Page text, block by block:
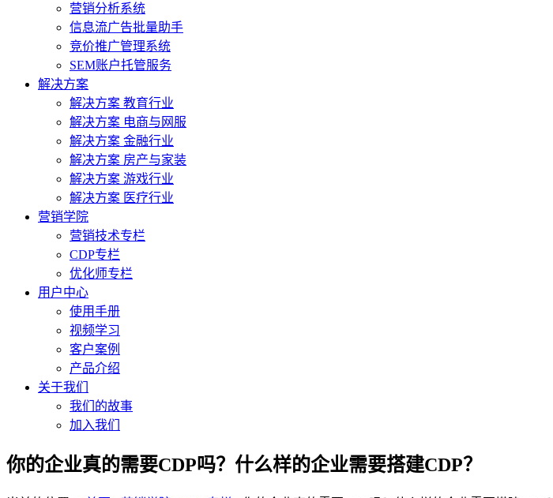
营销分析系统
信息流广告批量助手
竞价推广管理系统
SEM账户托管服务
解决方案
解决方案 教育行业
解决方案 电商与网服
解决方案 金融行业
解决方案 房产与家装
解决方案 游戏行业
解决方案 医疗行业
营销学院
营销技术专栏
CDP专栏
优化师专栏
用户中心
使用手册
视频学习
客户案例
产品介绍
关于我们
我们的故事
加入我们
你的企业真的需要CDP吗？什么样的企业需要搭建CDP？